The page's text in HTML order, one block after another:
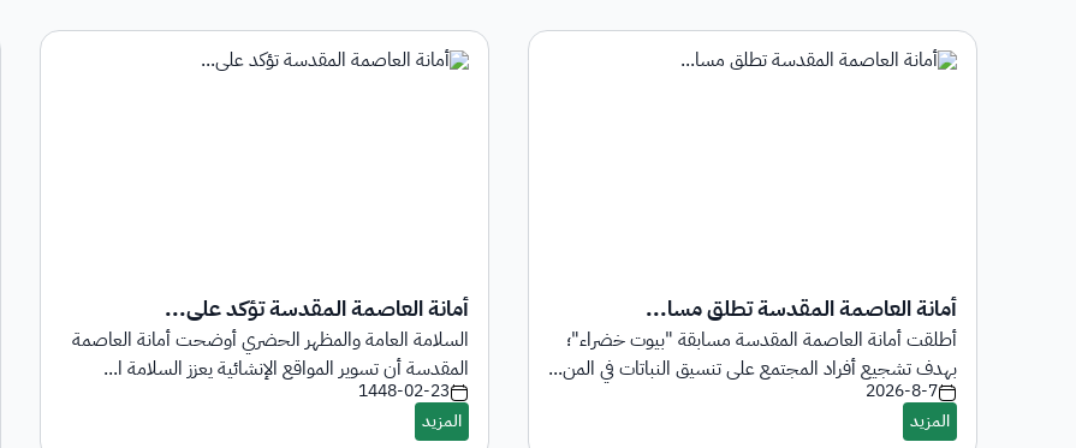
أمانة العاصمة المقدسة تطلق مسا...
أطلقت أمانة العاصمة المقدسة مسابقة "بيوت خضراء"؛
بهدف تشجيع أفراد المجتمع على تنسيق النباتات في المن...
2026-8-7
أمانة العاصمة المقدسة تؤكد على...
السلامة العامة والمظهر الحضري أوضحت أمانة العاصمة
المقدسة أن تسوير المواقع الإنشائية يعزز السلامة ا...
1448-02-23